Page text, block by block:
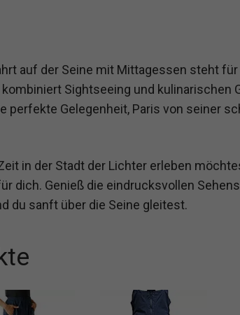
auf der Seine mit Mittagessen steht für
Sightseeing und kulinarischen
perfekte Gelegenheit, Paris von seiner
in der Stadt der Lichter erleben
dich. Genieß die eindrucksvollen
du sanft über die Seine gleitest.